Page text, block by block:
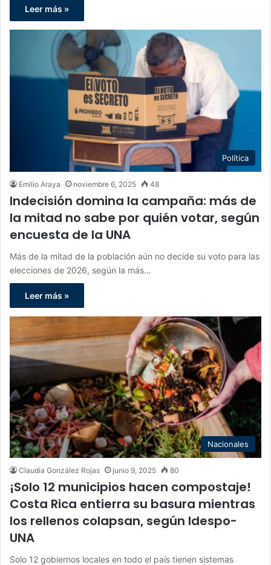
Leer más »
Política
Emilio Araya noviembre 6, 2025 48
Indecisión domina la campaña: más de
la mitad no sabe por quién votar, según
encuesta de la UNA
Más de la mitad de la población aún no decide su voto para las
elecciones de 2026, según la más…
Leer más »
Nacionales
Claudia González Rojas junio 9, 2025 80
¡Solo 12 municipios hacen compostaje!
Costa Rica entierra su basura mientras
los rellenos colapsan, según Idespo-
UNA
Solo 12 gobiernos locales en todo el país tienen sistemas